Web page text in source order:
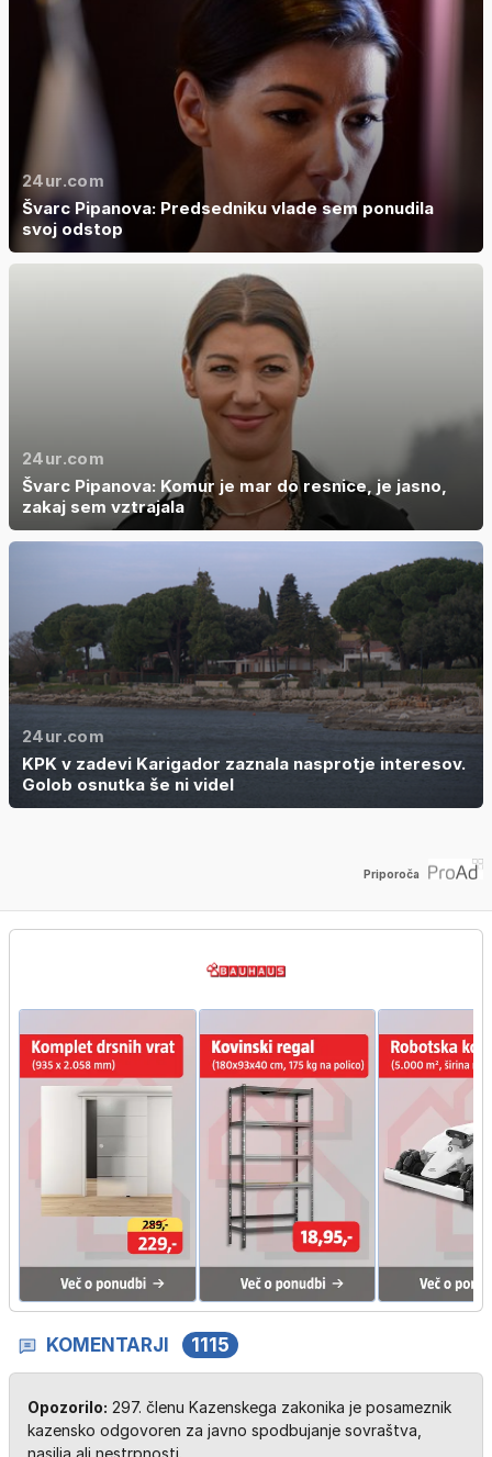
24ur.com
Švarc Pipanova: Predsedniku vlade sem ponudila
svoj odstop
24ur.com
Švarc Pipanova: Komur je mar do resnice, je jasno,
zakaj sem vztrajala
24ur.com
KPK v zadevi Karigador zaznala nasprotje interesov.
Golob osnutka še ni videl
Priporoča
KOMENTARJI 1115
Opozorilo: 297. členu Kazenskega zakonika je posameznik
kazensko odgovoren za javno spodbujanje sovraštva,